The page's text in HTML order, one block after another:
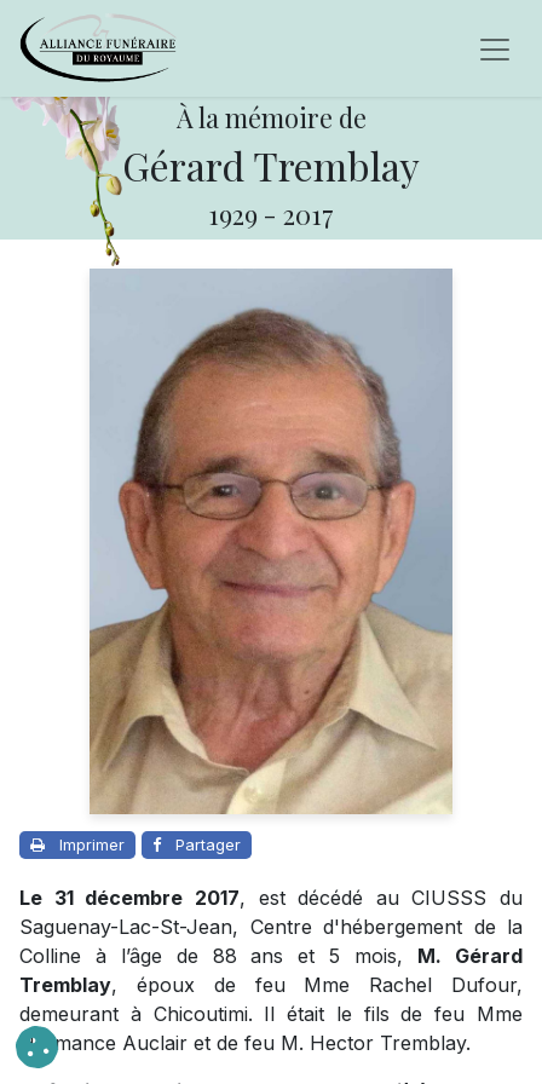
À la mémoire de
Gérard Tremblay
1929 - 2017
Imprimer Partager
Le 31 décembre 2017, est décédé au CIUSSS du
Saguenay-Lac-St-Jean, Centre d'hébergement de la
Colline à l’âge de 88 ans et 5 mois, M. Gérard
Tremblay, époux de feu Mme Rachel Dufour,
demeurant à Chicoutimi. Il était le fils de feu Mme
Hermance Auclair et de feu M. Hector Tremblay.